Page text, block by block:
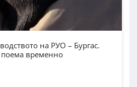
на РУО – Бургас.
временно